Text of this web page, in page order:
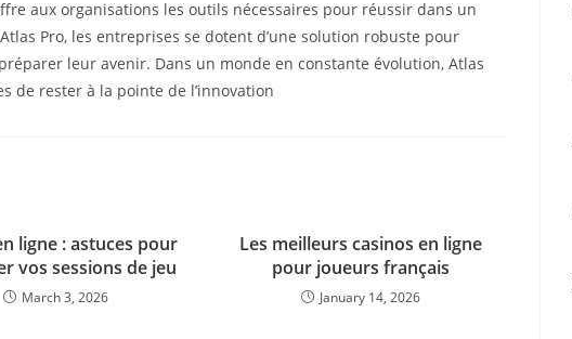
aux organisations les outils nécessaires pour réussir dans un
Pro, les entreprises se dotent d’une solution robuste pour
leur avenir. Dans un monde en constante évolution, Atlas
de rester à la pointe de l’innovation
ligne : astuces pour
vos sessions de jeu
March 3, 2026
Les meilleurs casinos en ligne
pour joueurs français
January 14, 2026